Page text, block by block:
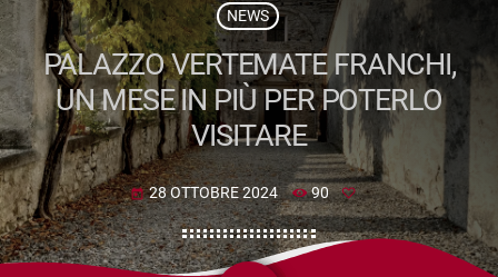
NEWS
PALAZZO VERTEMATE FRANCHI,
UN MESE IN PIÙ PER POTERLO
VISITARE
today 28 OTTOBRE 2024 90